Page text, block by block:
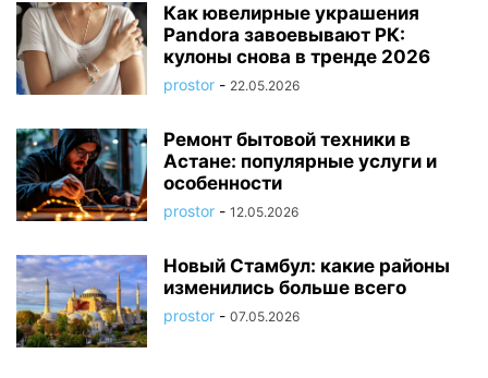
Как ювелирные украшения
Pandora завоевывают РК:
кулоны снова в тренде 2026
prostor - 22.05.2026
Ремонт бытовой техники в
Астане: популярные услуги и
особенности
prostor - 12.05.2026
Новый Стамбул: какие районы
изменились больше всего
prostor - 07.05.2026